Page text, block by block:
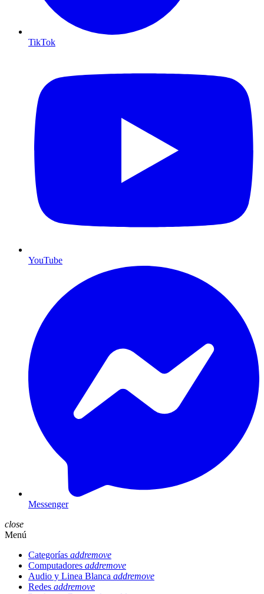
TikTok
YouTube
Messenger
close
Menú
Categorías addremove
Computadores addremove
Audio y Linea Blanca addremove
Redes addremove